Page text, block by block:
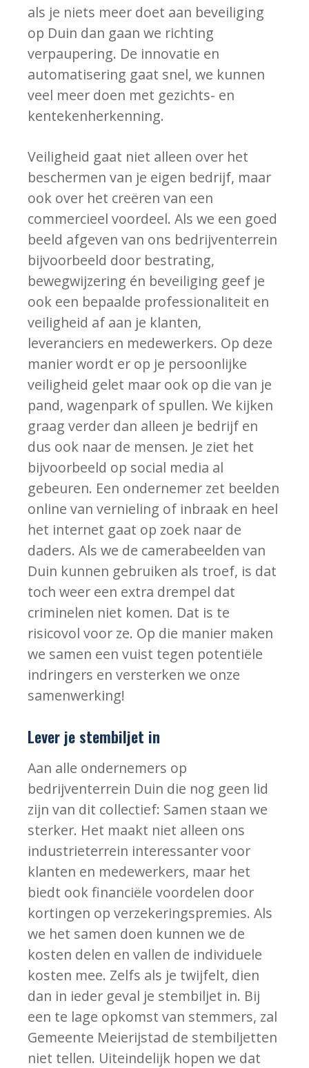
als je niets meer doet aan beveiliging
op Duin dan gaan we richting
verpaupering. De innovatie en
automatisering gaat snel, we kunnen
veel meer doen met gezichts- en
kentekenherkenning.
Veiligheid gaat niet alleen over het
beschermen van je eigen bedrijf, maar
ook over het creëren van een
commercieel voordeel. Als we een goed
beeld afgeven van ons bedrijventerrein
bijvoorbeeld door bestrating,
bewegwijzering én beveiliging geef je
ook een bepaalde professionaliteit en
veiligheid af aan je klanten,
leveranciers en medewerkers. Op deze
manier wordt er op je persoonlijke
veiligheid gelet maar ook op die van je
pand, wagenpark of spullen. We kijken
graag verder dan alleen je bedrijf en
dus ook naar de mensen. Je ziet het
bijvoorbeeld op social media al
gebeuren. Een ondernemer zet beelden
online van vernieling of inbraak en heel
het internet gaat op zoek naar de
daders. Als we de camerabeelden van
Duin kunnen gebruiken als troef, is dat
toch weer een extra drempel dat
criminelen niet komen. Dat is te
risicovol voor ze. Op die manier maken
we samen een vuist tegen potentiële
indringers en versterken we onze
samenwerking!
Lever je stembiljet in
Aan alle ondernemers op
bedrijventerrein Duin die nog geen lid
zijn van dit collectief: Samen staan we
sterker. Het maakt niet alleen ons
industrieterrein interessanter voor
klanten en medewerkers, maar het
biedt ook financiële voordelen door
kortingen op verzekeringspremies. Als
we het samen doen kunnen we de
kosten delen en vallen de individuele
kosten mee. Zelfs als je twijfelt, dien
dan in ieder geval je stembiljet in. Bij
een te lage opkomst van stemmers, zal
Gemeente Meierijstad de stembiljetten
niet tellen. Uiteindelijk hopen we dat